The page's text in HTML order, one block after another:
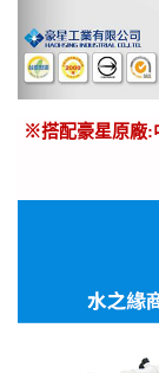
※搭配豪星原廠: